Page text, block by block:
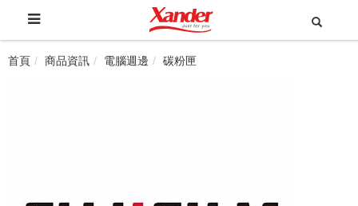
首頁 商品資訊 電腦週邊 碳粉匣